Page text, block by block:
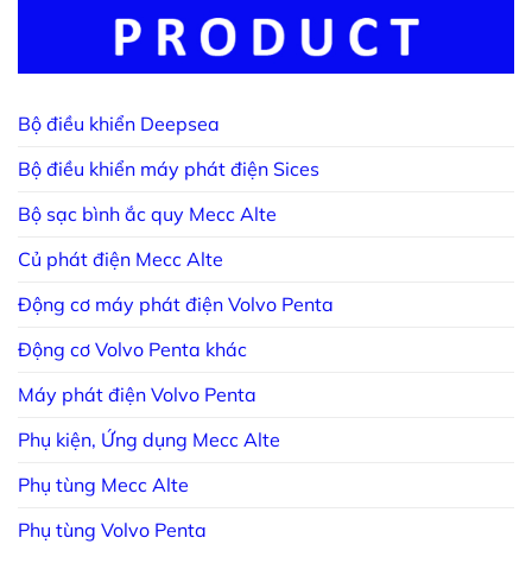
Bộ điều khiển Deepsea
Bộ điều khiển máy phát điện Sices
Bộ sạc bình ắc quy Mecc Alte
Củ phát điện Mecc Alte
Động cơ máy phát điện Volvo Penta
Động cơ Volvo Penta khác
Máy phát điện Volvo Penta
Phụ kiện, Ứng dụng Mecc Alte
Phụ tùng Mecc Alte
Phụ tùng Volvo Penta